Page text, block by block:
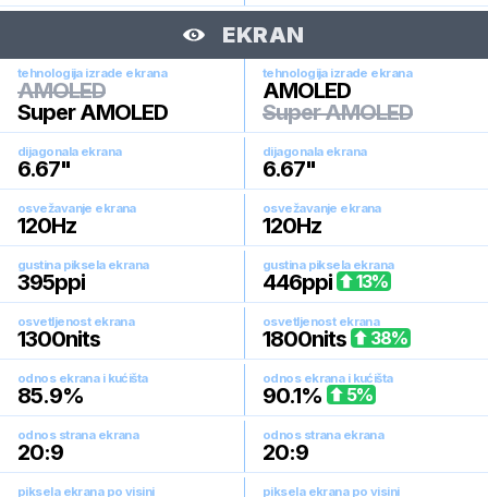
EKRAN
tehnologija izrade ekrana
AMOLED
Super AMOLED
tehnologija izrade ekrana
AMOLED
Super AMOLED
dijagonala ekrana
6.67"
dijagonala ekrana
6.67"
osvežavanje ekrana
120Hz
osvežavanje ekrana
120Hz
gustina piksela ekrana
395ppi
gustina piksela ekrana
446ppi 13%
osvetljenost ekrana
1300nits
osvetljenost ekrana
1800nits 38%
odnos ekrana i kućišta
85.9%
odnos ekrana i kućišta
90.1% 5%
odnos strana ekrana
20:9
odnos strana ekrana
20:9
piksela ekrana po visini piksela ekrana po visini